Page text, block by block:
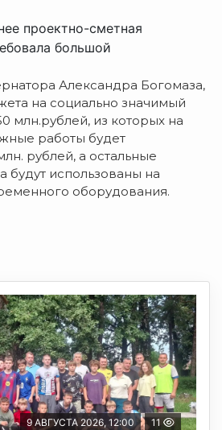
проектно-сметная
большой
Александра Богомаза,
на социально значимый
млн.рублей, из которых на
работы будет
рублей, а остальные
будут использованы на
оборудования.
9 АВГУСТА 2026, 12:00 11